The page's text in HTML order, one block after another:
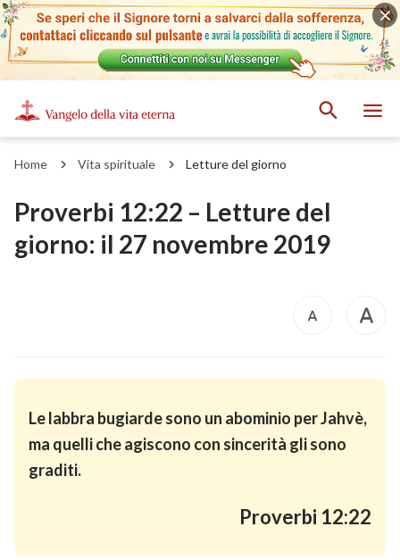
Home Vita spirituale Letture del giorno
Proverbi 12:22 – Letture del
giorno: il 27 novembre 2019
Le labbra bugiarde sono un abominio per Jahvè,
ma quelli che agiscono con sincerità gli sono
graditi.
Proverbi 12:22